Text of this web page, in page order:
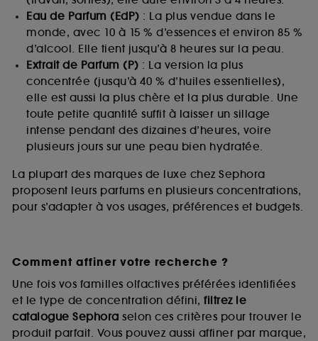
Eau de Parfum (EdP) : La plus vendue dans le
monde, avec 10 à 15 % d’essences et environ 85 %
d’alcool. Elle tient jusqu’à 8 heures sur la peau.
Extrait de Parfum (P) : La version la plus
concentrée (jusqu’à 40 % d’huiles essentielles),
elle est aussi la plus chère et la plus durable. Une
toute petite quantité suffit à laisser un sillage
intense pendant des dizaines d’heures, voire
plusieurs jours sur une peau bien hydratée.
La plupart des marques de luxe chez Sephora
proposent leurs parfums en plusieurs concentrations,
pour s’adapter à vos usages, préférences et budgets.
Comment affiner votre recherche ?
Une fois vos familles olfactives préférées identifiées
et le type de concentration défini, filtrez le
catalogue Sephora selon ces critères pour trouver le
produit parfait. Vous pouvez aussi affiner par marque,